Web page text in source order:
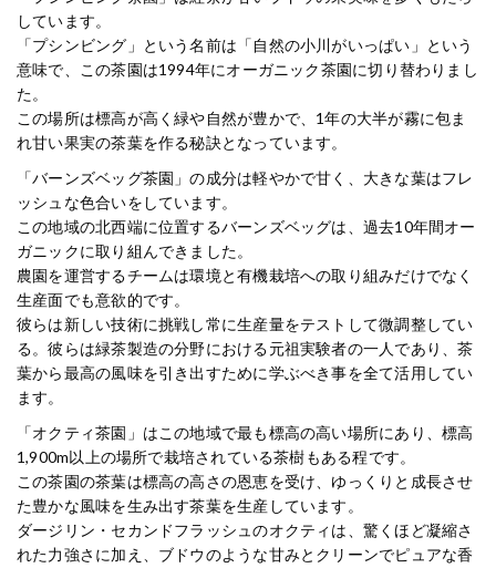
しています。
「プシンビング」という名前は「自然の小川がいっぱい」という
意味で、この茶園は1994年にオーガニック茶園に切り替わりまし
た。
この場所は標高が高く緑や自然が豊かで、1年の大半が霧に包ま
れ甘い果実の茶葉を作る秘訣となっています。
「バーンズベッグ茶園」の成分は軽やかで甘く、大きな葉はフレ
ッシュな色合いをしています。
この地域の北西端に位置するバーンズベッグは、過去10年間オー
ガニックに取り組んできました。
農園を運営するチームは環境と有機栽培への取り組みだけでなく
生産面でも意欲的です。
彼らは新しい技術に挑戦し常に生産量をテストして微調整してい
る。彼らは緑茶製造の分野における元祖実験者の一人であり、茶
葉から最高の風味を引き出すために学ぶべき事を全て活用してい
ます。
「オクティ茶園」はこの地域で最も標高の高い場所にあり、標高
1,900m以上の場所で栽培されている茶樹もある程です。
この茶園の茶葉は標高の高さの恩恵を受け、ゆっくりと成長させ
た豊かな風味を生み出す茶葉を生産しています。
ダージリン・セカンドフラッシュのオクティは、驚くほど凝縮さ
れた力強さに加え、ブドウのような甘みとクリーンでピュアな香